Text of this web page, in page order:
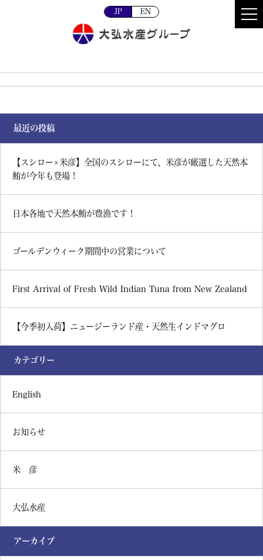
JP EN
最近の投稿
【スシロー×米彦】全国のスシローにて、米彦が厳選した天然本
鮪が今年も登場！
日本各地で天然本鮪が豊漁です！
ゴールデンウィーク期間中の営業について
First Arrival of Fresh Wild Indian Tuna from New Zealand
【今季初入荷】ニュージーランド産・天然生インドマグロ
カテゴリー
English
お知らせ
米 彦
大弘水産
アーカイブ